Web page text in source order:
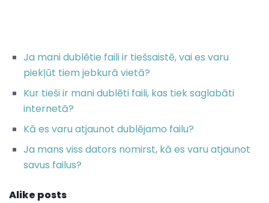
Ja mani dublētie faili ir tiešsaistē, vai es varu
piekļūt tiem jebkurā vietā?
Kur tieši ir mani dublēti faili, kas tiek saglabāti
internetā?
Kā es varu atjaunot dublējamo failu?
Ja mans viss dators nomirst, kā es varu atjaunot
savus failus?
Alike posts